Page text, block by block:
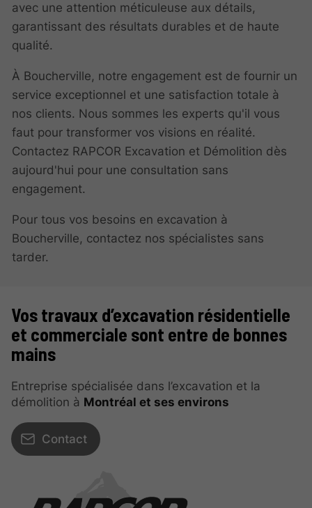
avec une attention méticuleuse aux détails,
garantissant des résultats durables et de haute
qualité.
À Boucherville, notre engagement est de fournir un
service exceptionnel et une satisfaction totale à
nos clients. Nous sommes les experts qu'il vous
faut pour transformer vos visions en réalité.
Contactez RAPCOR Excavation et Démolition dès
aujourd'hui pour une consultation sans
engagement.
Pour tous vos besoins en excavation à
Boucherville, contactez nos spécialistes sans
tarder.
Vos travaux d’excavation résidentielle
et commerciale sont entre de bonnes
mains
Entreprise spécialisée dans l’excavation et la
démolition à Montréal et ses environs
Contact